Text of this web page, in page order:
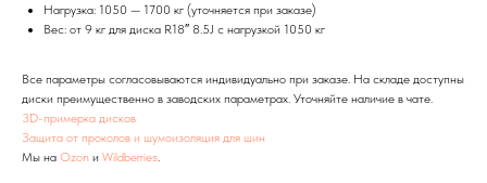
Нагрузка: 1050 — 1700 кг (уточняется при заказе)
Вес: от 9 кг для диска R18″ 8.5J с нагрузкой 1050 кг
Все параметры согласовываются индивидуально при заказе. На складе доступны
диски преимущественно в заводских параметрах. Уточняйте наличие в чате.
3D-примерка дисков
Защита от проколов и шумоизоляция для шин
Мы на Ozon и Wildberries.